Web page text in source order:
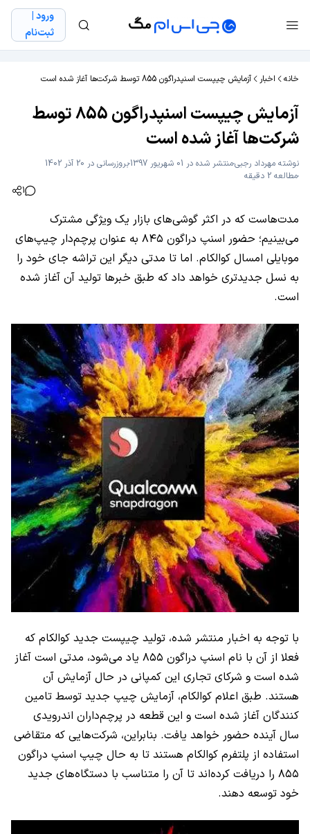
ورود |
ثبت‌نام
خانه اخبار آزمایش چیپست اسنپدراگون 855 توسط شرکت‌‌ها آغاز شده است
آزمایش چیپست اسنپدراگون 855 توسط
شرکت‌‌ها آغاز شده است
نوشته مهرداد رجبیمنتشر شده در 01 شهریور 1397
بروزرسانی در 20 آذر 1402
مطالعه 2 دقیقه
1
مدت‌هاست که در اکثر گوشی‌های بازار یک ویژگی مشترک
می‌بینیم؛ حضور اسنپ دراگون ۸۴۵ به عنوان پرچم‌دار چیپ‌های
موبایلی امسال کوالکام. اما تا مدتی دیگر این تراشه جای خود را
به نسل جدیدتری خواهد داد که طبق خبرها تولید آن آغاز شده
است.
با توجه به اخبار منتشر شده، تولید چیپست جدید کوالکام که
فعلا از آن با نام اسنپ دراگون ۸۵۵ یاد می‌شود، مدتی است آغاز
شده است و شرکای تجاری این کمپانی در حال آزمایش آن
هستند. طبق اعلام کوالکام، آزمایش چیپ جدید توسط تامین
کنندگان آغاز شده است و این قطعه در پرچم‌داران اندرویدی
سال آینده حضور خواهد یافت. بنابراین، شرکت‌هایی که متقاضی
استفاده از پلتفرم کوالکام هستند تا به حال چیپ اسنپ دراگون
۸۵۵ را دریافت کرده‌اند تا آن را متناسب با دستگاه‌های جدید
خود توسعه دهند.